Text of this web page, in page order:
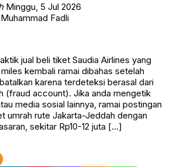
Minggu, 5 Jul 2026
Fadli
jual beli tiket Saudia Airlines yang
kembali ramai dibahas setelah
karena terdeteksi berasal dari
(fraud account). Jika anda mengetik
media sosial lainnya, ramai postingan
umrah rute Jakarta-Jeddah dengan
sekitar Rp10-12 juta […]